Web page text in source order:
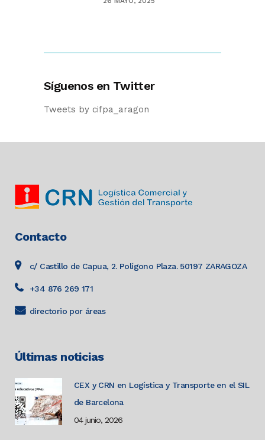
Síguenos en Twitter
Tweets by cifpa_aragon
Contacto
c/ Castillo de Capua, 2. Polígono Plaza. 50197 ZARAGOZA
+34 876 269 171
directorio por áreas
Últimas noticias
CEX y CRN en Logística y Transporte en el SIL
de Barcelona
04 junio, 2026